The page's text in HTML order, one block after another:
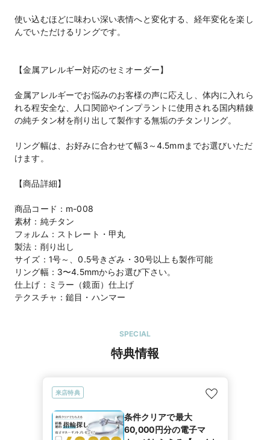
使い込むほどに味わい深い表情へと変化する、経年変化を楽し
んでいただけるリングです。
【金属アレルギー対応のセミオーダー】
金属アレルギーでお悩みのお客様の声に応えし、体内に入れら
れる程安全な、人口関節やインプラントに使用される国内精錬
の純チタン材を削り出して製作する無垢のチタンリング。
リング幅は、お好みに合わせて幅3～4.5mmまでお選びいただ
けます。
【商品詳細】
商品コード：m-008
素材：純チタン
フォルム：ストレート・甲丸
製法：削り出し
サイズ：1号～、0.5号きざみ・30号以上も製作可能
リング幅：3〜4.5mmからお選び下さい。
仕上げ：ミラー（鏡面）仕上げ
テクスチャ：鎚目・ハンマー
SPECIAL
特典情報
来店特典
条件クリアで最大
60,000円分の電子マ